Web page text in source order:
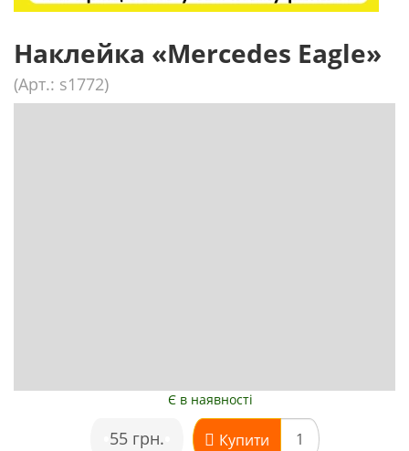
Наклейка «Mercedes Eagle»
(Арт.: s1772)
Є в наявності
55 грн. Купити